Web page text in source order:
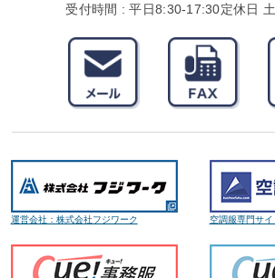
受付時間 : 平日8:30-17:30定休日
運営会社：株式会社フジワーク 空調服専門サイ